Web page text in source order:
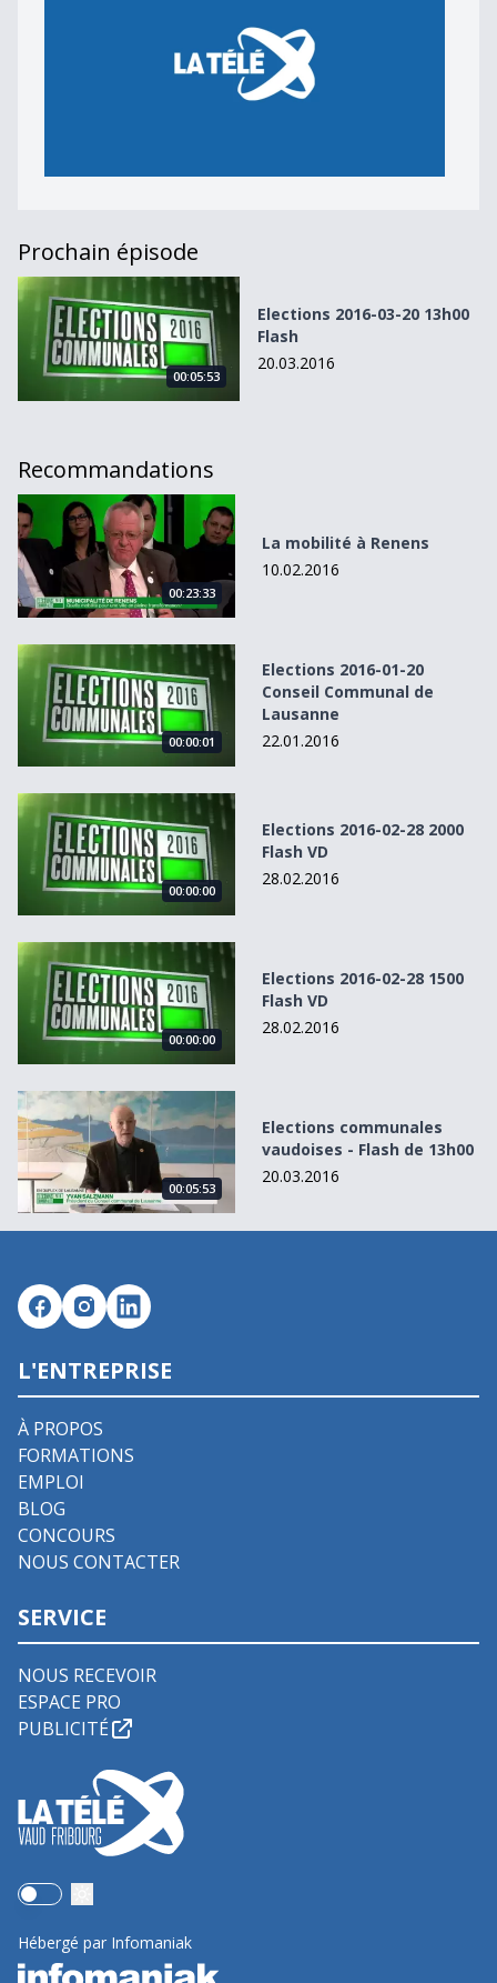
Prochain épisode
Elections 2016-03-20 13h00 Flash
00:05:53
Elections 2016-03-20 13h00
Flash
20.03.2016
Recommandations
La mobilité à Renens
00:23:33
La mobilité à Renens
10.02.2016
Elections 2016-01-20 Conseil Communal de Lausanne
00:00:01
Elections 2016-01-20
Conseil Communal de
Lausanne
22.01.2016
Elections 2016-02-28 2000 Flash VD
00:00:00
Elections 2016-02-28 2000
Flash VD
28.02.2016
Elections 2016-02-28 1500 Flash VD
00:00:00
Elections 2016-02-28 1500
Flash VD
28.02.2016
Elections communales vaudoises - Flash de 13h00
00:05:53
Elections communales
vaudoises - Flash de 13h00
20.03.2016
L'ENTREPRISE
À PROPOS
FORMATIONS
EMPLOI
BLOG
CONCOURS
NOUS CONTACTER
SERVICE
NOUS RECEVOIR
ESPACE PRO
PUBLICITÉ
Use setting
Hébergé par Infomaniak